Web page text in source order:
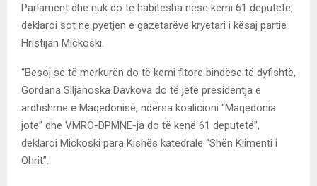
Parlament dhe nuk do të habitesha nëse kemi 61 deputetë,
deklaroi sot në pyetjen e gazetarëve kryetari i kësaj partie
Hristijan Mickoski.
“Besoj se të mërkurën do të kemi fitore bindëse të dyfishtë,
Gordana Siljanoska Davkova do të jetë presidentja e
ardhshme e Maqedonisë, ndërsa koalicioni “Maqedonia
jote” dhe VMRO-DPMNE-ja do të kenë 61 deputetë”,
deklaroi Mickoski para Kishës katedrale “Shën Klimenti i
Ohrit”.